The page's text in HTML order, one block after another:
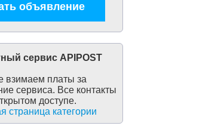
объявление
сервис APIPOST
взимаем платы за
сервиса. Все контакты
доступе.
страница категории